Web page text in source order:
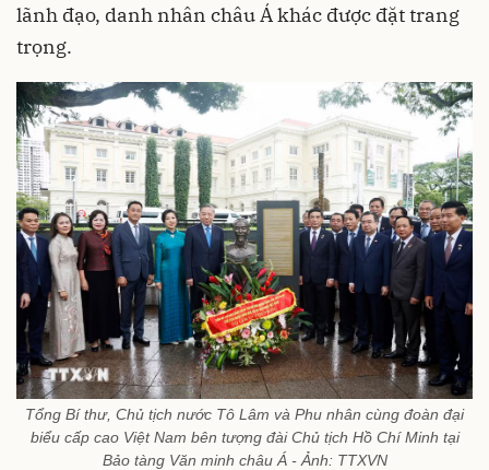
lãnh đạo, danh nhân châu Á khác được đặt trang
trọng.
Tổng Bí thư, Chủ tịch nước Tô Lâm và Phu nhân cùng đoàn đại
biểu cấp cao Việt Nam bên tượng đài Chủ tịch Hồ Chí Minh tại
Bảo tàng Văn minh châu Á - Ảnh: TTXVN